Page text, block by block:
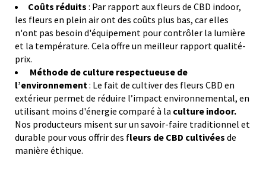
Coûts réduits : Par rapport aux fleurs de CBD indoor,
les fleurs en plein air ont des coûts plus bas, car elles
n'ont pas besoin d'équipement pour contrôler la lumière
et la température. Cela offre un meilleur rapport qualité-
prix.
Méthode de culture respectueuse de
l’environnement: Le fait de cultiver des fleurs CBD en
extérieur permet de réduire l’impact environnemental, en
utilisant moins d'énergie comparé à la culture indoor.
Nos producteurs misent sur un savoir-faire traditionnel et
durable pour vous offrir des fleurs de CBD cultivées de
manière éthique.